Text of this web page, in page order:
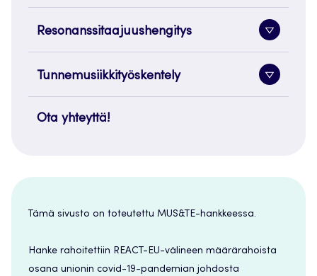
Resonanssitaajuushengitys
painike
Tunnemusiikkityöskentely
painike
Ota yhteyttä!
Tämä sivusto on toteutettu MUS&TE-hankkeessa.
Hanke rahoitettiin REACT-EU-välineen määrärahoista
osana unionin covid-19-pandemian johdosta